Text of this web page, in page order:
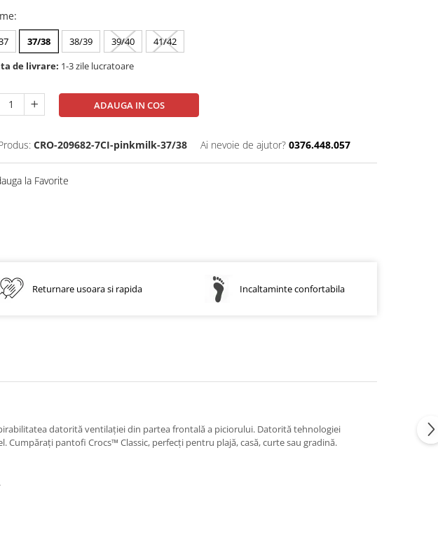
:
37/38 38/39 39/40
41/42
de livrare: 1-3 zile lucratoare
ADAUGA IN COS
CRO-209682-7CI-pinkmilk-37/38 Ai nevoie de ajutor? 0376.448.057
la Favorite
Returnare usoara si rapida Incaltaminte confortabila
datorită ventilației din partea frontală a piciorului. Datorită tehnologiei
pantofi Crocs™ Classic, perfecți pentru plajă, casă, curte sau gradină.